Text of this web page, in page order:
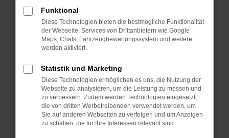
Überprüfe deine Firewall und deine
Internetverbindung.
Laden andere Webseiten, zum Beispiel deine
Suchmaschine?
Manche Erweiterungen, wie Werbeblocker,
können das Laden bestimmter Seiten
verhindern. Funktioniert die Seite in einem
anderen Browser oder in einem privaten
Fenster?
Funktional
Diese Technologien bieten die bestmögliche Funktionalität
der Webseite. Services von Drittanbietern wie Google
Maps, Chats, Fahrzeugbewertungssystem und weitere
werden aktiviert.
Statistik und Marketing
Diese Technologien ermöglichen es uns, die Nutzung der
Webseite zu analysieren, um die Leistung zu messen und
zu verbessern. Zudem werden Technologien eingesetzt,
die von dritten Werbetreibenden verwendet werden, um
Sie auf anderen Webseiten zu verfolgen und um Anzeigen
zu schalten, die für Ihre Interessen relevant sind.